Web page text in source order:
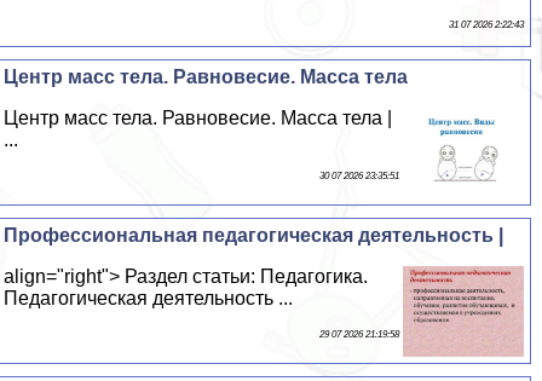
31 07 2026 2:22:43
Центр масс тела. Равновесие. Масса тела
Центр масс тела. Равновесие. Масса тела |
...
30 07 2026 23:35:51
Профессиональная педагогическая деятельность |
align="right"> Раздел статьи: Педагогика.
Педагогическая деятельность ...
29 07 2026 21:19:58